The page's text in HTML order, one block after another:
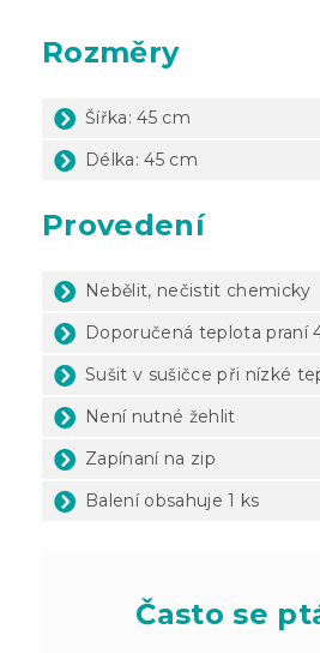
Rozměry
Šířka: 45 cm
Délka: 45 cm
Provedení
Nebělit, nečistit chemicky
Doporučená teplota praní
Sušit v sušičce při nízké
Není nutné žehlit
Zapínaní na zip
Balení obsahuje 1 ks
Často se